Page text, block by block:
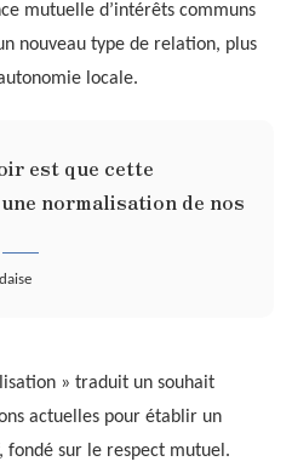
mutuelle d’intérêts communs
nouveau type de relation, plus
locale.
est que cette
normalisation de nos
» traduit un souhait
actuelles pour établir un
fondé sur le respect mutuel.